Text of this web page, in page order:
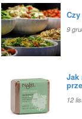
9
Jak
12